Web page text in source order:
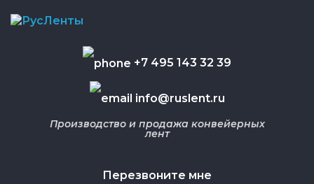
+7 495 143 32 39
info@ruslent.ru
Перезвоните мне
Производство и продажа конвейерных
лент